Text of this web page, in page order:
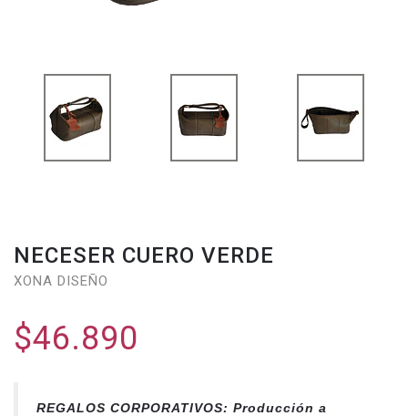
NECESER CUERO VERDE
XONA DISEÑO
$46.890
REGALOS CORPORATIVOS: Producción a